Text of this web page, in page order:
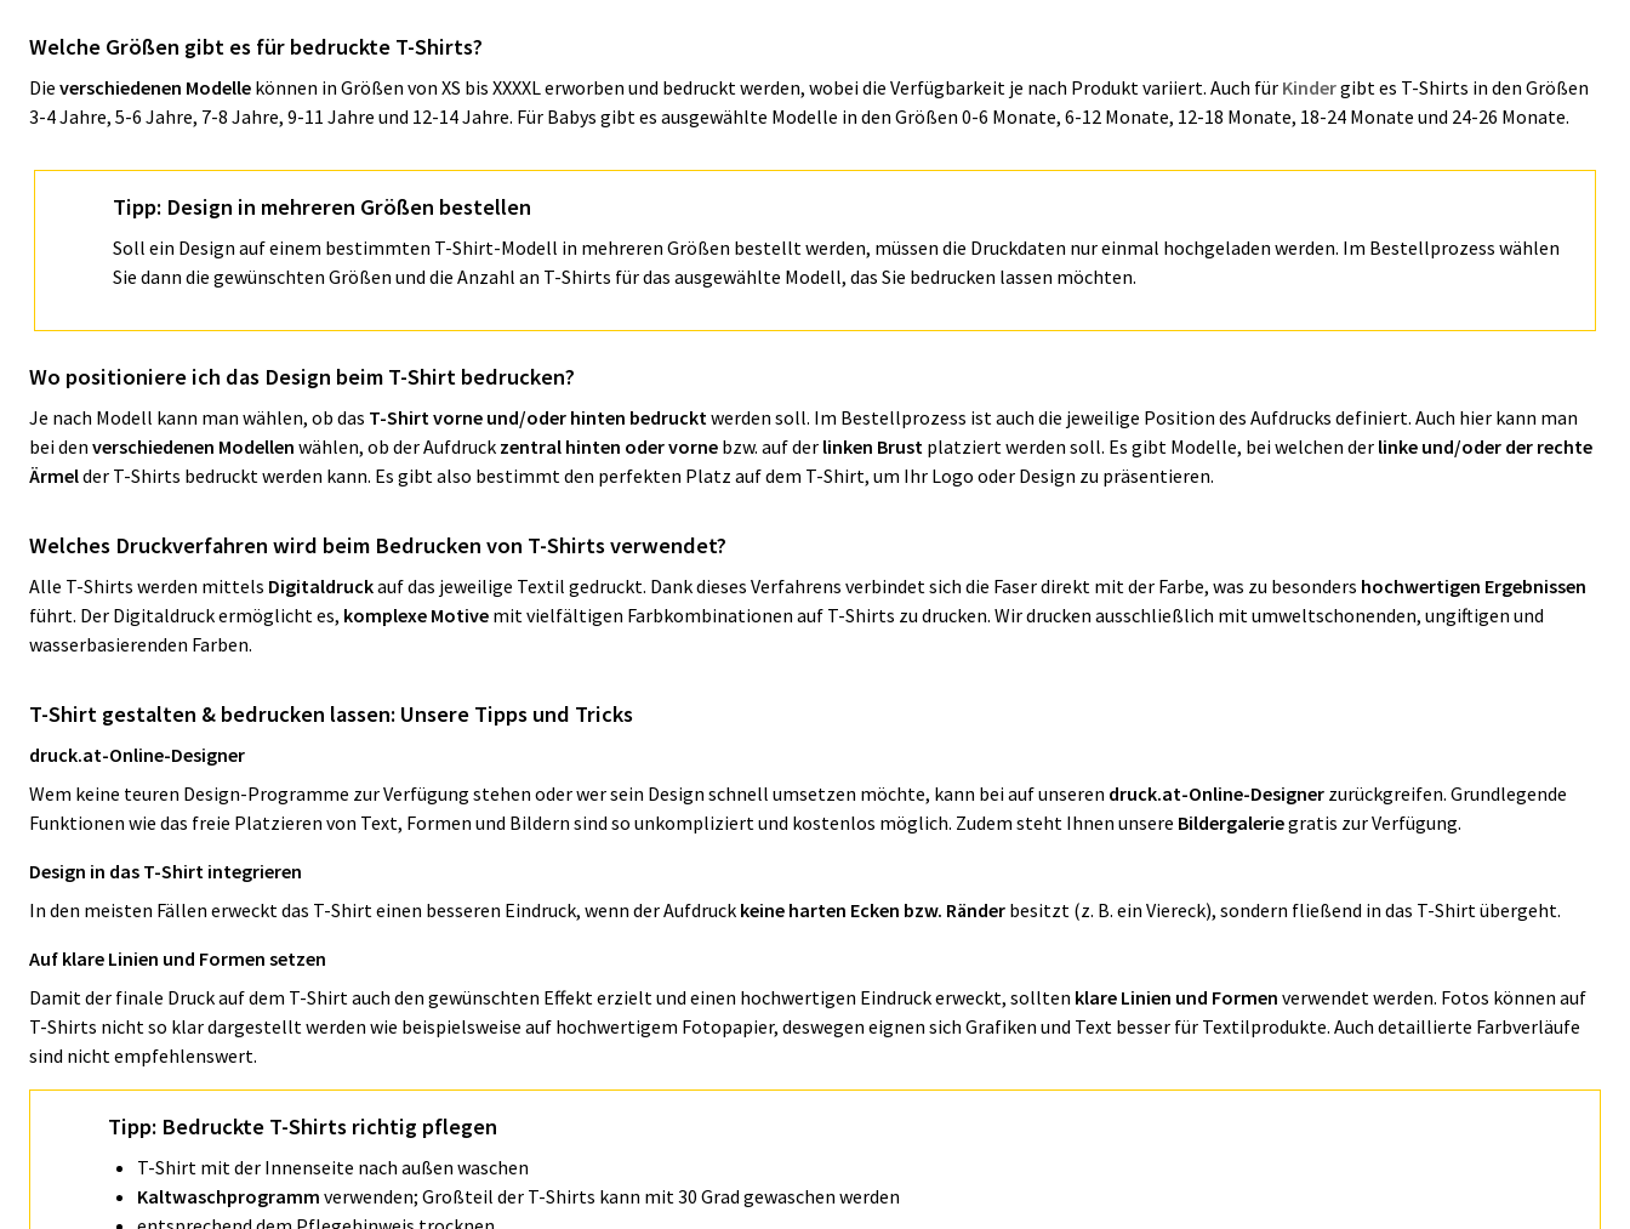
Welche Größen gibt es für bedruckte T-Shirts?
Die verschiedenen Modelle können in Größen von XS bis XXXXL erworben und bedruckt werden, wobei die Verfügbarkeit je nach Produkt variiert. Auch für Kindergibt es T-Shirts in den Größen
3-4 Jahre, 5-6 Jahre, 7-8 Jahre, 9-11 Jahre und 12-14 Jahre. Für Babys gibt es ausgewählte Modelle in den Größen 0-6 Monate, 6-12 Monate, 12-18 Monate, 18-24 Monate und 24-26 Monate.
Tipp: Design in mehreren Größen bestellen
Soll ein Design auf einem bestimmten T-Shirt-Modell in mehreren Größen bestellt werden, müssen die Druckdaten nur einmal hochgeladen werden. Im Bestellprozess wählen
Sie dann die gewünschten Größen und die Anzahl an T-Shirts für das ausgewählte Modell, das Sie bedrucken lassen möchten.
Wo positioniere ich das Design beim T-Shirt bedrucken?
Je nach Modell kann man wählen, ob das T-Shirt vorne und/oder hinten bedrucktwerden soll. Im Bestellprozess ist auch die jeweilige Position des Aufdrucks definiert. Auch hier kann man
bei den verschiedenen Modellen wählen, ob der Aufdruck zentral hinten oder vorne bzw. auf der linken Brust platziert werden soll. Es gibt Modelle, bei welchen der linke und/oder der rechte
Ärmelder T-Shirts bedruckt werden kann. Es gibt also bestimmt den perfekten Platz auf dem T-Shirt, um Ihr Logo oder Design zu präsentieren.
Welches Druckverfahren wird beim Bedrucken von T-Shirts verwendet?
Alle T-Shirts werden mittels Digitaldruckauf das jeweilige Textil gedruckt. Dank dieses Verfahrens verbindet sich die Faser direkt mit der Farbe, was zu besonders hochwertigen Ergebnissen
führt. Der Digitaldruck ermöglicht es, komplexe Motive mit vielfältigen Farbkombinationen auf T-Shirts zu drucken. Wir drucken ausschließlich mit umweltschonenden, ungiftigen und
wasserbasierenden Farben.
T-Shirt gestalten & bedrucken lassen: Unsere Tipps und Tricks
druck.at-Online-Designer
Wem keine teuren Design-Programme zur Verfügung stehen oder wer sein Design schnell umsetzen möchte, kann bei auf unseren druck.at-Online-Designer zurückgreifen. Grundlegende
Funktionen wie das freie Platzieren von Text, Formen und Bildern sind so unkompliziert und kostenlos möglich. Zudem steht Ihnen unsere Bildergaleriegratis zur Verfügung.
Design in das T-Shirt integrieren
In den meisten Fällen erweckt das T-Shirt einen besseren Eindruck, wenn der Aufdruck keine harten Ecken bzw. Ränder besitzt (z. B. ein Viereck), sondern fließend in das T-Shirt übergeht.
Auf klare Linien und Formen setzen
Damit der finale Druck auf dem T-Shirt auch den gewünschten Effekt erzielt und einen hochwertigen Eindruck erweckt, sollten klare Linien und Formen verwendet werden. Fotos können auf
T-Shirts nicht so klar dargestellt werden wie beispielsweise auf hochwertigem Fotopapier, deswegen eignen sich Grafiken und Text besser für Textilprodukte. Auch detaillierte Farbverläufe
sind nicht empfehlenswert.
Tipp: Bedruckte T-Shirts richtig pflegen
T-Shirt mit der Innenseite nach außen waschen
Kaltwaschprogramm verwenden; Großteil der T-Shirts kann mit 30 Grad gewaschen werden